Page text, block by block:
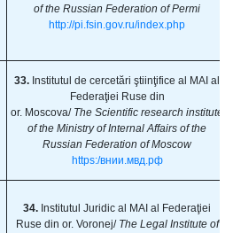
of the Russian Federation of Permi
http://pi.fsin.gov.ru/index.php
33. Institutul de cercetări ştiinţifice al MAI al
Federaţiei Ruse din
or. Moscova/ The Scientific research institute
of the Ministry of Internal Affairs of the
Russian Federation of Moscow
https:/внии.мвд.рф
34. Institutul Juridic al MAI al Federaţiei
Ruse din or. Voronej/ The Legal Institute of